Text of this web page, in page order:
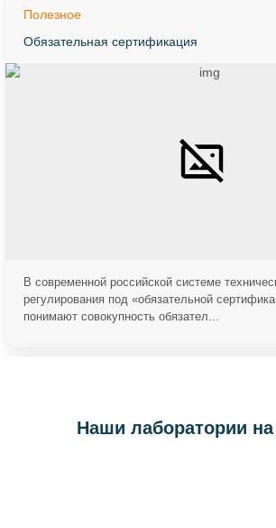
Полезное
Обязательная сертификация
В современной российской системе
регулирования под «обязательной
понимают совокупность обязател...
Наши лаборатории на
Здравствуйте!
Свяжитесь с нами через WhatsApp